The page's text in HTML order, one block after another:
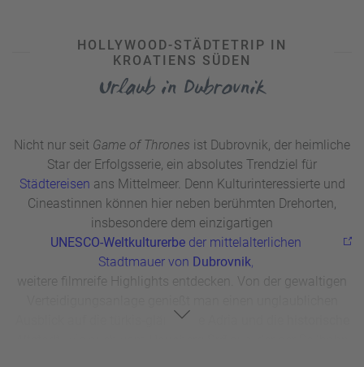
HOLLYWOOD-STÄDTETRIP IN
KROATIENS SÜDEN
Urlaub in Dubrovnik
Nicht nur seit Game of Thrones ist Dubrovnik, der heimliche
Star der Erfolgsserie, ein absolutes Trendziel für
Städtereisen ans Mittelmeer. Denn Kulturinteressierte und
Cineastinnen können hier neben berühmten Drehorten,
insbesondere dem einzigartigen
UNESCO-Weltkulturerbe der mittelalterlichen
Stadtmauer von Dubrovnik,
weitere filmreife Highlights entdecken. Von der gewaltigen
Ausblick auf die türkis-glänzende Adria und die